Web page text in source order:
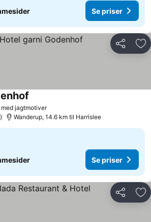
Se priser
Del
jagtmotiver
Wanderup, 14.6 km til Harrislee
Se priser
Del